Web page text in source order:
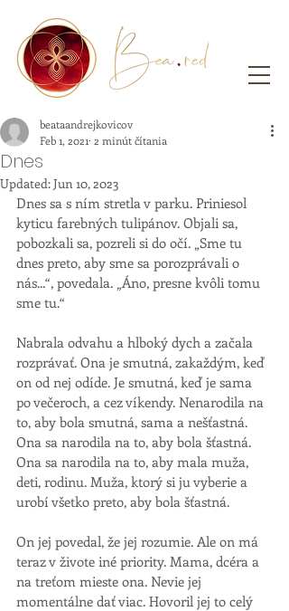
Dnes
beataandrejkovicov
Feb 1, 2021 2 minút čítania
Updated:Jun 10, 2023
Dnes sa s ním stretla v parku. Priniesol
kyticu farebných tulipánov. Objali sa,
pobozkali sa, pozreli si do očí. „Sme tu
dnes preto, aby sme sa porozprávali o
nás...“, povedala. „Áno, presne kvôli tomu
sme tu.“
Nabrala odvahu a hlboký dych a začala
rozprávať. Ona je smutná, zakaždým, keď
on od nej odíde. Je smutná, keď je sama
po večeroch, a cez víkendy. Nenarodila na
to, aby bola smutná, sama a nešťastná.
Ona sa narodila na to, aby bola šťastná.
Ona sa narodila na to, aby mala muža,
deti, rodinu. Muža, ktorý si ju vyberie a
urobí všetko preto, aby bola šťastná.
On jej povedal, že jej rozumie. Ale on má
teraz v živote iné priority. Mama, dcéra a
na treťom mieste ona. Nevie jej
momentálne dať viac. Hovoril jej to celý